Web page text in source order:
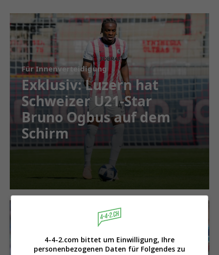
Für Innenverteidigung
Exklusiv: Luzern hat
Schweizer U21-Star
Bruno Ogbus auf dem
Schirm
4-4-2.com bittet um Einwilligung, Ihre
personenbezogenen Daten für Folgendes zu